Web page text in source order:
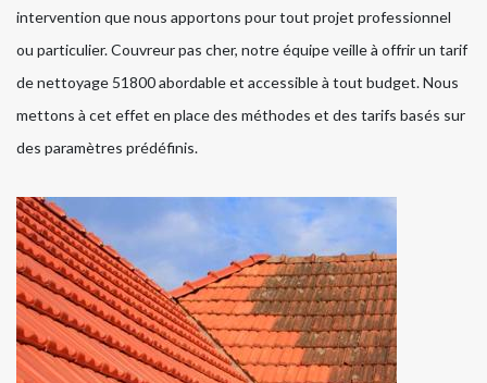
intervention que nous apportons pour tout projet professionnel
ou particulier. Couvreur pas cher, notre équipe veille à offrir un tarif
de nettoyage 51800 abordable et accessible à tout budget. Nous
mettons à cet effet en place des méthodes et des tarifs basés sur
des paramètres prédéfinis.